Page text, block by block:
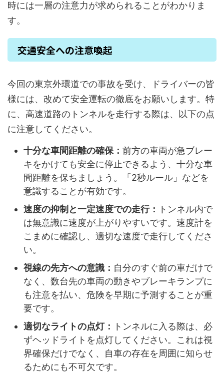
時には一層の注意力が求められることがわかりま
す。
交通安全への注意喚起
今回の東京外環道での事故を受け、ドライバーの皆
様には、改めて安全運転の徹底をお願いします。特
に、高速道路のトンネルを走行する際は、以下の点
に注意してください。
十分な車間距離の確保： 前方の車両が急ブレー
キをかけても安全に停止できるよう、十分な車
間距離を保ちましょう。「2秒ルール」などを
意識することが有効です。
速度の抑制と一定速度での走行：
トンネル内で
は無意識に速度が上がりやすいです。速度計を
こまめに確認し、適切な速度で走行してくださ
い。
視線の先方への意識： 自分のすぐ前の車だけで
なく、数台先の車両の動きやブレーキランプに
も注意を払い、危険を早期に予測することが重
要です。
適切なライトの点灯：
トンネルに入る際は、必
ずヘッドライトを点灯してください。これは視
界確保だけでなく、自車の存在を周囲に知らせ
るためにも不可欠です。